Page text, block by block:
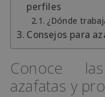
perfiles
¿Dónde
Consejos para
Conoce
azafatas y